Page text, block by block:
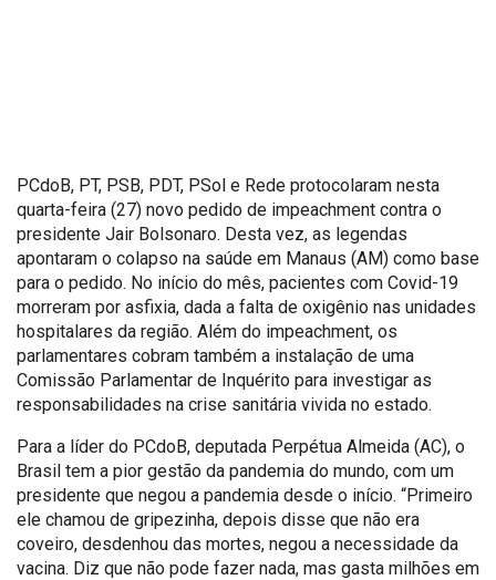
PCdoB, PT, PSB, PDT, PSol e Rede protocolaram nesta
quarta-feira (27) novo pedido de impeachment contra o
presidente Jair Bolsonaro. Desta vez, as legendas
apontaram o colapso na saúde em Manaus (AM) como base
para o pedido. No início do mês, pacientes com Covid-19
morreram por asfixia, dada a falta de oxigênio nas unidades
hospitalares da região. Além do impeachment, os
parlamentares cobram também a instalação de uma
Comissão Parlamentar de Inquérito para investigar as
responsabilidades na crise sanitária vivida no estado.
Para a líder do PCdoB, deputada Perpétua Almeida (AC), o
Brasil tem a pior gestão da pandemia do mundo, com um
presidente que negou a pandemia desde o início. “Primeiro
ele chamou de gripezinha, depois disse que não era
coveiro, desdenhou das mortes, negou a necessidade da
vacina. Diz que não pode fazer nada, mas gasta milhões em